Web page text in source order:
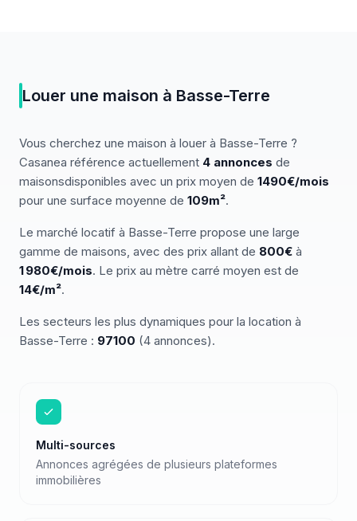
Louer une maison à Basse-Terre
Vous cherchez une maison à louer à Basse-Terre ?
Casanea référence actuellement 4 annonces de
maisonsdisponibles avec un prix moyen de 1490€/mois
pour une surface moyenne de 109m².
Le marché locatif à Basse-Terre propose une large
gamme de maisons, avec des prix allant de 800€ à
1 980€/mois. Le prix au mètre carré moyen est de
14€/m².
Les secteurs les plus dynamiques pour la location à
Basse-Terre : 97100 (4 annonces).
Multi-sources
Annonces agrégées de plusieurs plateformes
immobilières